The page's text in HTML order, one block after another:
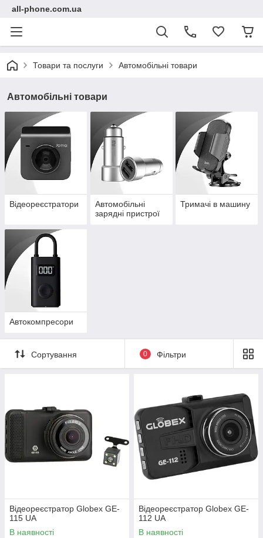
all-phone.com.ua
Товари та послуги Автомобільні товари
Автомобільні товари
Відеореєстратори
Автомобільні
зарядні пристрої
Тримачі в машину
Автокомпресори
Сортування 0 Фільтри
Відеореєстратор Globex GE-
115 UA
В наявності
Відеореєстратор Globex GE-
112 UA
В наявності